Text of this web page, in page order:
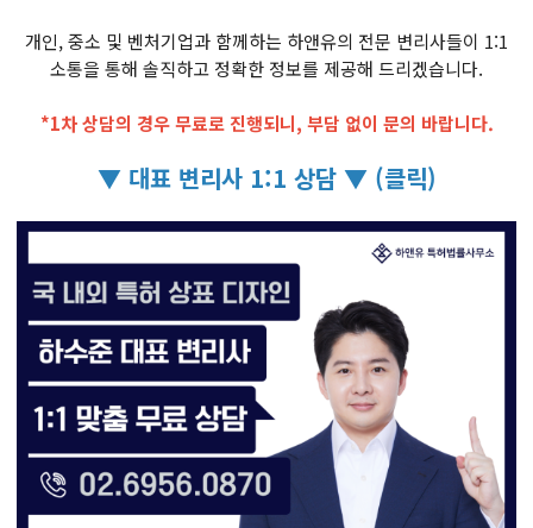
개인, 중소 및 벤처기업과 함께하는 하앤유의 전문 변리사들이 1:1
소통을 통해 솔직하고 정확한 정보를 제공해 드리겠습니다.
*1차 상담의 경우 무료로 진행되니, 부담 없이 문의 바랍니다.
▼ 대표 변리사 1:1 상담 ▼ (클릭)